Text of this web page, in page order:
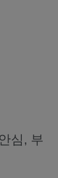
심, 부